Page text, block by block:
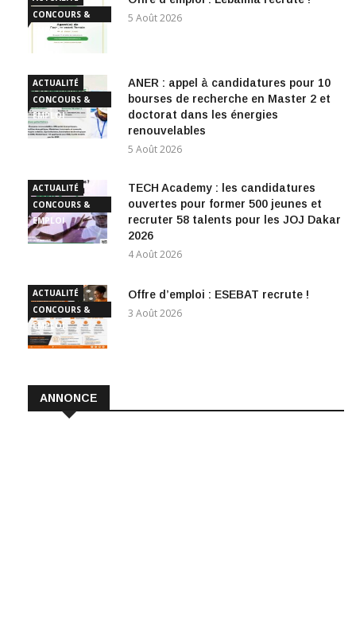
CONCOURS &
EMPLOI
5 Août 2026
ACTUALITÉ
CONCOURS &
EMPLOI
ANER : appel à candidatures pour 10
bourses de recherche en Master 2 et
doctorat dans les énergies
renouvelables
5 Août 2026
ACTUALITÉ
CONCOURS &
EMPLOI
TECH Academy : les candidatures
ouvertes pour former 500 jeunes et
recruter 58 talents pour les JOJ Dakar
2026
4 Août 2026
ACTUALITÉ
CONCOURS &
EMPLOI
Offre d’emploi : ESEBAT recrute !
3 Août 2026
ANNONCE